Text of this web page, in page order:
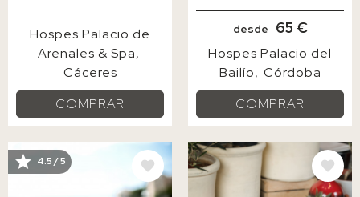
Hospes Palacio de
Arenales & Spa
Cáceres
COMPRAR
desde 65 €
Hospes Palacio del
Bailío
Córdoba
COMPRAR
IMAGE
4.5 / 5 IMAGE